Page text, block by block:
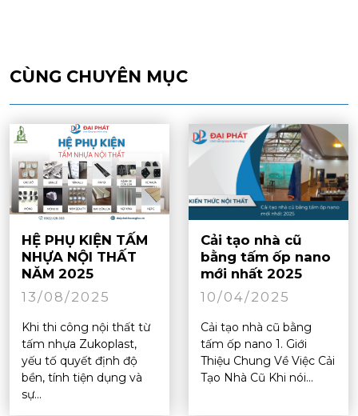
CÙNG CHUYÊN MỤC
HỆ PHỤ KIỆN TẤM
NHỰA NỘI THẤT
NĂM 2025
13/08/2025
Khi thi công nội thất từ
tấm nhựa Zukoplast,
yếu tố quyết định độ
bền, tính tiện dụng và
sự...
Cải tạo nhà cũ
bằng tấm ốp nano
mới nhất 2025
10/04/2025
Cải tạo nhà cũ bằng
tấm ốp nano 1. Giới
Thiệu Chung Về Việc Cải
Tạo Nhà Cũ Khi nói...